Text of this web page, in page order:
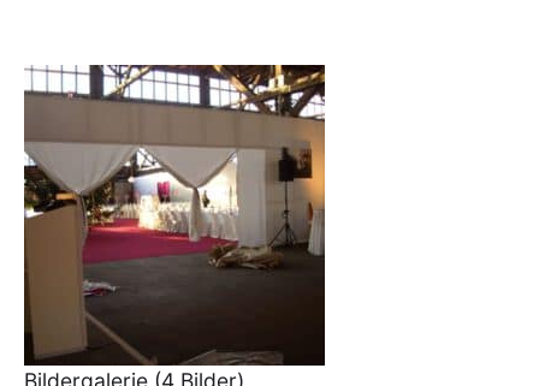
Bildergalerie (4 Bilder)